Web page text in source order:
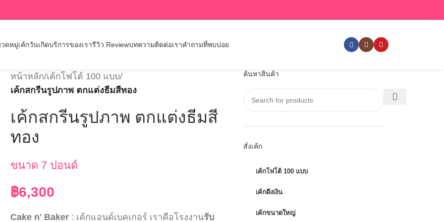
ดหมู่เค้กวันเกิดบริการของเรารีวิว Reviewบทความติดต่อเราคำถามที่พบบ่อย
หน้าหลัก/เค้กโฟโต้ 100 แบบ/
เค้กสกรีนรูปภาพ ตกแต่งธีมสีทอง
เค้กสกรีนรูปภาพ ตกแต่งธีมสี
ทอง
ขนาด 7 ปอนด์
฿6,300
Cake n' Baker : เค้กแอนด์เบคเกอร์ เราคือโรงงานรับ
ค้นหาสินค้า
สั่งเค้ก
เค้กโฟโต้ 100 แบบ
เค้กดึงเงิน
เค้กขนาดใหญ่